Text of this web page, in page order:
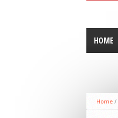
HOME
Home /